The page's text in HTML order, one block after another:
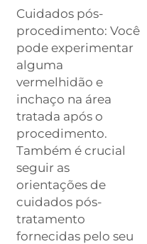
Cuidados pós-
procedimento: Você
pode experimentar
alguma
vermelhidão e
inchaço na área
tratada após o
procedimento.
Também é crucial
seguir as
orientações de
cuidados pós-
tratamento
fornecidas pelo seu